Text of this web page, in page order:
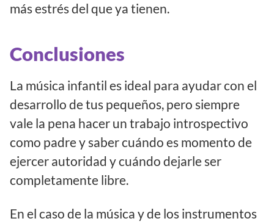
más estrés del que ya tienen.
Conclusiones
La música infantil es ideal para ayudar con el
desarrollo de tus pequeños, pero siempre
vale la pena hacer un trabajo introspectivo
como padre y saber cuándo es momento de
ejercer autoridad y cuándo dejarle ser
completamente libre.
En el caso de la música y de los instrumentos